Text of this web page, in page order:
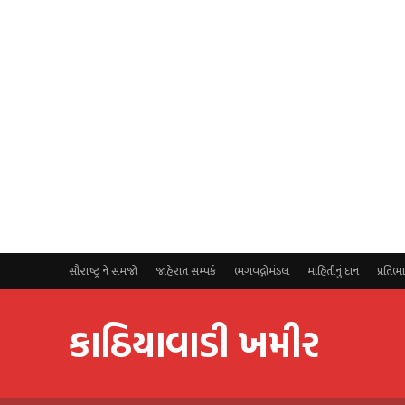
સૌરાષ્ટ્ર ને સમજો જાહેરાત સમ્પર્ક ભગવદ્ગોમંડલ માહિતીનું દાન
કાઠિયાવાડી ખમીર